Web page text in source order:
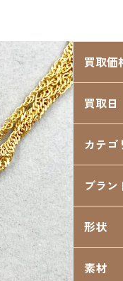
買取価
買取日
カテゴ
ブラン
形状
素材